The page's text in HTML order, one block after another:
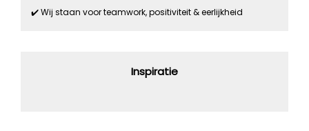
✔️ Wij staan voor teamwork, positiviteit & eerlijkheid
Inspiratie